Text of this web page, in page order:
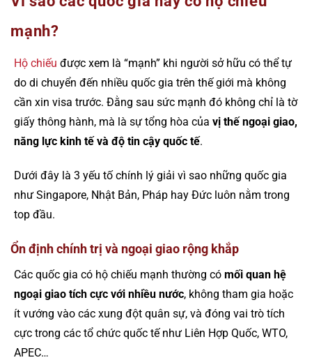
mạnh?
Hộ chiếu được xem là “mạnh” khi người sở hữu có thể tự
do di chuyển đến nhiều quốc gia trên thế giới mà không
cần xin visa trước. Đằng sau sức mạnh đó không chỉ là tờ
giấy thông hành, mà là sự tổng hòa của vị thế ngoại giao,
năng lực kinh tế và độ tin cậy quốc tế.
Dưới đây là 3 yếu tố chính lý giải vì sao những quốc gia
như Singapore, Nhật Bản, Pháp hay Đức luôn nằm trong
top đầu.
Ổn định chính trị và ngoại giao rộng khắp
Các quốc gia có hộ chiếu mạnh thường có mối quan hệ
ngoại giao tích cực với nhiều nước, không tham gia hoặc
ít vướng vào các xung đột quân sự, và đóng vai trò tích
cực trong các tổ chức quốc tế như Liên Hợp Quốc, WTO,
APEC…